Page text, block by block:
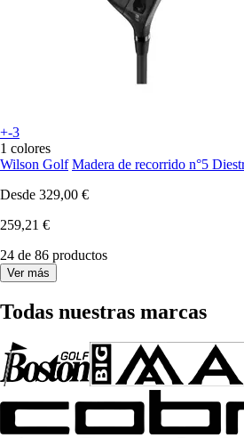
+-3
1 colores
Wilson Golf Madera de recorrido n°5
Desde 329,00 €
259,21 €
24 de 86 productos
Ver más
Todas nuestras marcas